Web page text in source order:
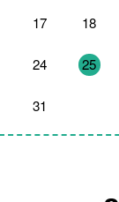
17 18
24 25
31